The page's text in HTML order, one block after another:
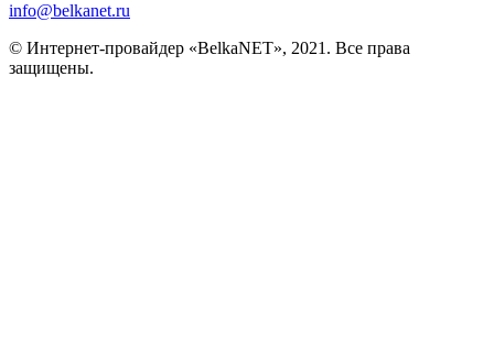
info@belkanet.ru
© Интернет-провайдер «BelkaNET», 2021. Все права
защищены.